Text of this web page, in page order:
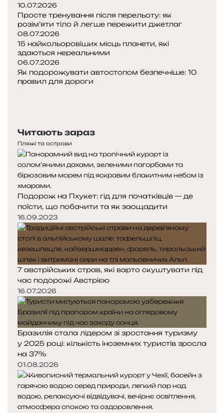
ж
і
»
,
я
к
о
ї
с
н
у
є
10.07.2026
Просте тренування після перельоту: як
розім’яти тіло й легше пережити джетлаг
08.07.2026
15 найкольоровіших місць планети, які
здаються нереальними
06.07.2026
Як подорожувати автостопом безпечніше: 10
правил для дороги
р
е
д
н
я
с
т
о
р
і
н
к
а
т
у
п
н
а
с
т
о
р
і
н
к
а
Читають зараз
Пляжі та острови
Подорож на Пхукет: гід для початківців — де
поїсти, що побачити та як заощадити
16.09.2023
7 австрійських страв, які варто скуштувати під
час подорожі Австрією
16.07.2026
Бразилія стала лідером зі зростання туризму
у 2025 році: кількість іноземних туристів зросла
на 37%
01.08.2026